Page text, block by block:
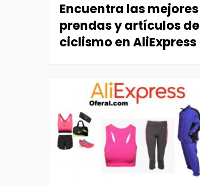
Encuentra las mejores
prendas y artículos de
ciclismo en AliExpress